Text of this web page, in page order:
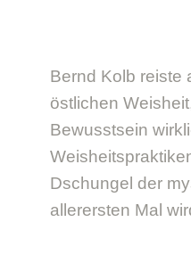
Bernd Kolb reiste
östlichen
Bewusstsein
Dschungel der
allerersten Mal